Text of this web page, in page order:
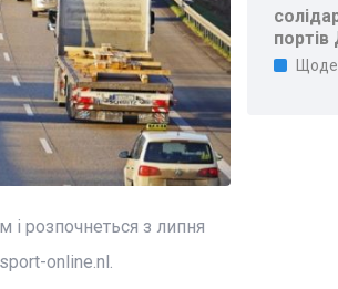
і розпочнеться з липня
online.nl.